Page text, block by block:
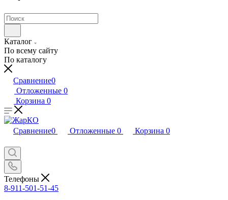
Каталог
По всему сайту
По каталогу
Сравнение0
Отложенные 0
Корзина 0
Сравнение0 Отложенные 0 Корзина 0
Телефоны
8-911-501-51-45